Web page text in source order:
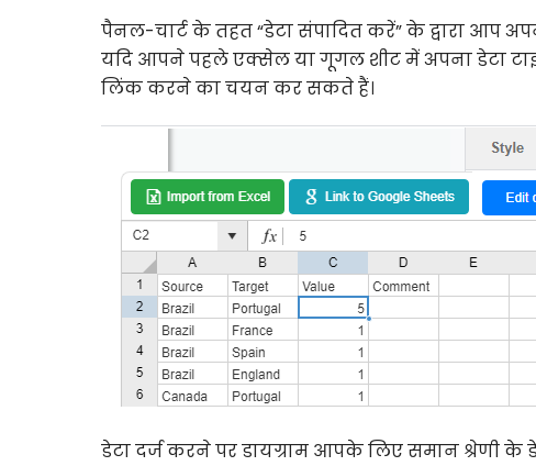
पैनल-चार्ट के तहत “डेटा संपादित करें” के द्वारा आप
यदि आपने पहले एक्सेल या गूगल शीट में अपना डेटा
लिंक करने का चयन कर सकते हैं।
डेटा दर्ज करने पर डायग्राम आपके लिए समान